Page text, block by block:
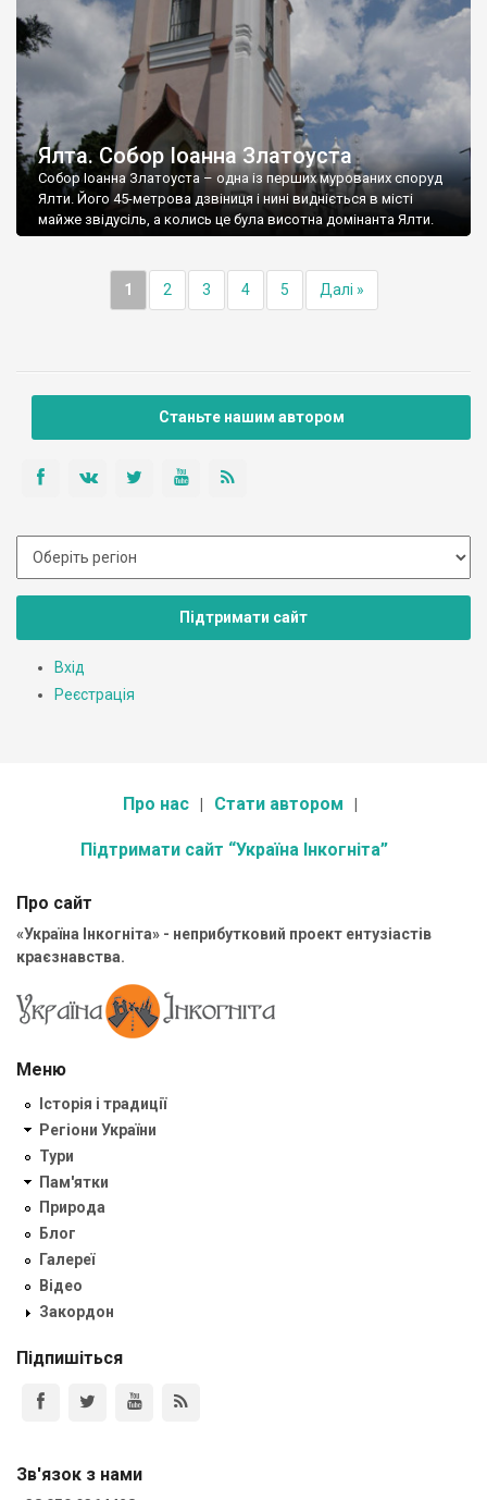
Ялта. Собор Іоанна Златоуста
Собор Іоанна Златоуста – одна із перших мурованих споруд
Ялти. Його 45-метрова дзвіниця і нині видніється в місті
майже звідусіль, а колись це була висотна домінанта Ялти.
1 2 3 4 5 Далі »
Станьте нашим автором
Підтримати сайт
Вхід
Реєстрація
Про нас Стати автором
Підтримати сайт “Україна Інкогніта”
Про сайт
«Україна Інкогніта» - неприбутковий проект ентузіастів
краєзнавства.
Меню
Історія і традиції
Регіони України
Тури
Пам'ятки
Природа
Блог
Галереї
Відео
Закордон
Підпишіться
Зв'язок з нами